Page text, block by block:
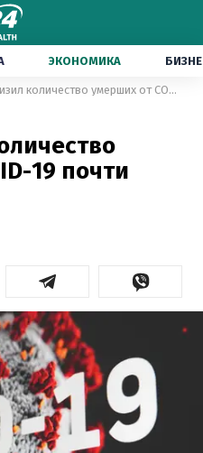
ЭКОНОМИКА
Иран занизил количество умерших от COVID-19 почти втрое, – BBC
19 почти